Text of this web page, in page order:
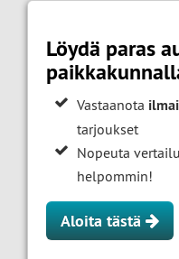
Löydä paras
Vastaanota
tarjoukset
Nopeuta
helpommin!
Aloita tästä